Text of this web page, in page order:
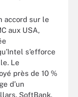
accord sur le
aux USA,
s’efforce
Le
près de 10 %
d’un
SoftBank,